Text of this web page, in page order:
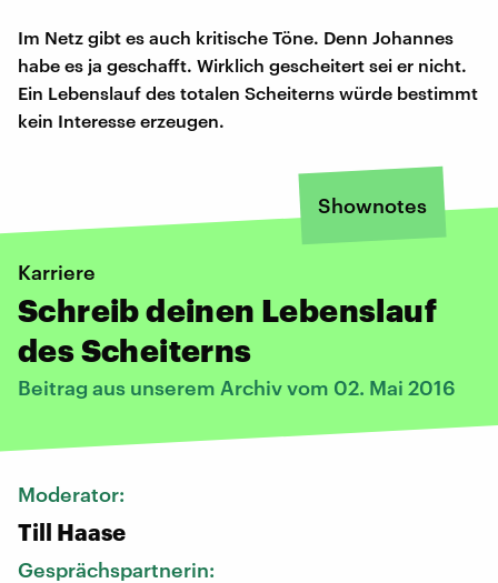
Im Netz gibt es auch kritische Töne. Denn Johannes
habe es ja geschafft. Wirklich gescheitert sei er nicht.
Ein Lebenslauf des totalen Scheiterns würde bestimmt
kein Interesse erzeugen.
Shownotes
Karriere
Schreib deinen Lebenslauf
des Scheiterns
Beitrag aus unserem Archiv vom 02. Mai 2016
Moderator:
Till Haase
Gesprächspartnerin: